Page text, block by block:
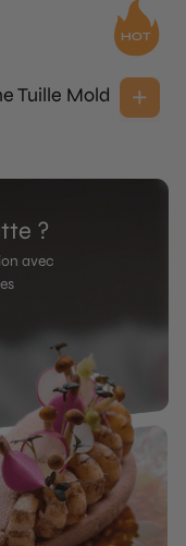
Tuille Mold
?
avec